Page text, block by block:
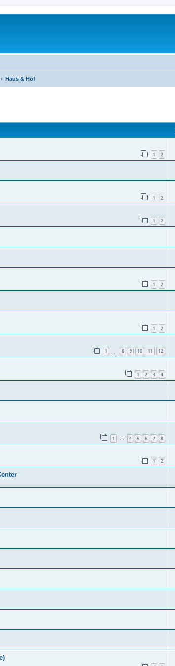
Haus & Hof
1 2
1 2
1 2
1 2
1 2
1 8 9 10 11 12
1 2 3 4
1 … 4 5 6 7 8
1 2